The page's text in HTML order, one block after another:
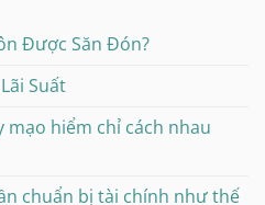
Được Săn Đón?
Suất
mạo hiểm chỉ cách nhau
chuẩn bị tài chính như thế